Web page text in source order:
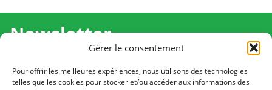
Gérer le consentement
Pour offrir les meilleures expériences, nous utilisons des technologies
telles que les cookies pour stocker et/ou accéder aux informations des
Newsletter
Recevez l'actualité de Ma Chance Moi Aussi pour en
savoir plus sur nos temps forts et nos résultats.